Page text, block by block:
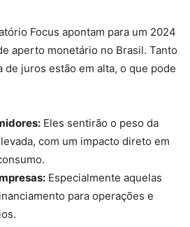
Focus apontam para um 2024
aperto monetário no Brasil. Tanto
de juros estão em alta, o que pode
Eles sentirão o peso da
com um impacto direto em
Especialmente aquelas
para operações e